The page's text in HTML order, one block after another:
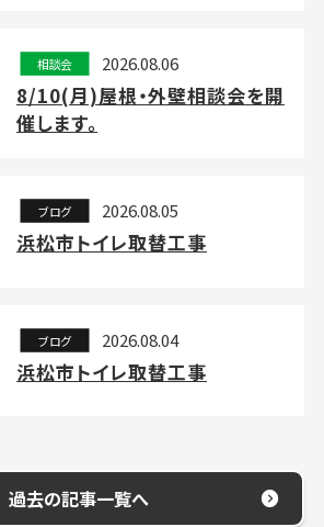
相談会 2026.08.06
8/10(月)屋根・外壁相談会を開
催します。
ブログ 2026.08.05
浜松市トイレ取替工事
ブログ 2026.08.04
浜松市トイレ取替工事
過去の記事一覧へ